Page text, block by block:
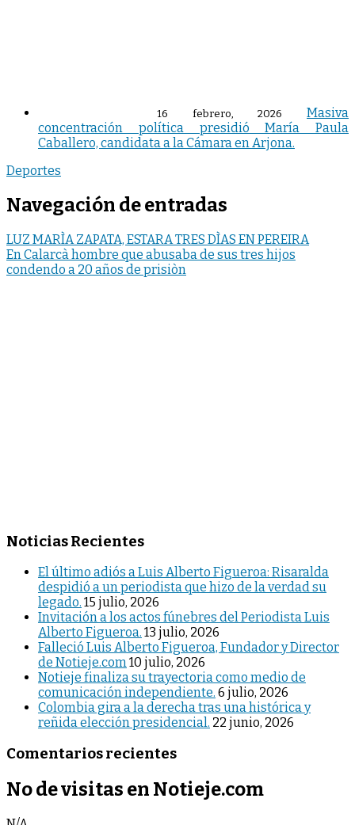
16 febrero, 2026
Masiva
concentración política presidió María Paula
Caballero, candidata a la Cámara en Arjona.
Deportes
Navegación de entradas
LUZ MARÌA ZAPATA, ESTARA TRES DÌAS EN PEREIRA
En Calarcà hombre que abusaba de sus tres hijos
condendo a 20 años de prisiòn
Noticias Recientes
El último adiós a Luis Alberto Figueroa: Risaralda
despidió a un periodista que hizo de la verdad su
legado. 15 julio, 2026
Invitación a los actos fúnebres del Periodista Luis
Alberto Figueroa. 13 julio, 2026
Falleció Luis Alberto Figueroa, Fundador y Director
de Notieje.com10 julio, 2026
Notieje finaliza su trayectoria como medio de
comunicación independiente. 6 julio, 2026
Colombia gira a la derecha tras una histórica y
reñida elección presidencial. 22 junio, 2026
Comentarios recientes
No de visitas en Notieje.com